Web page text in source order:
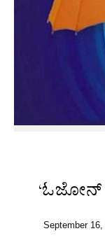
‘ಓಜೋನ್
September 16,